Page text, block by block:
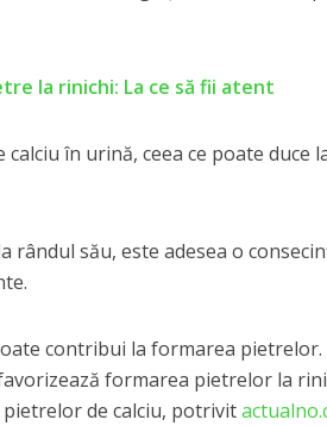
la rinichi: La ce să fii atent
în urină, ceea ce poate duce
său, este adesea o
contribui la formarea pietrelor.
formarea pietrelor la
pietrelor de calciu, potrivit